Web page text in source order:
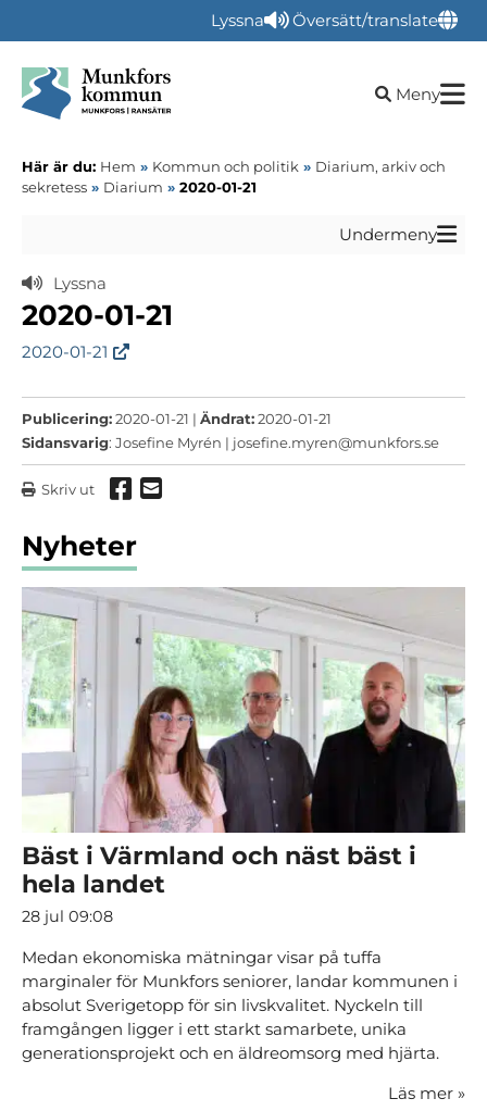
Lyssna Översätt/translate
Öppna
Meny
Här är du: Hem » Kommun och politik » Diarium, arkiv och
sekretess » Diarium » 2020-01-21
Undermeny
Lyssna
2020-01-21
2020-01-21
Publicering:2020-01-21 | Ändrat:2020-01-21
Sidansvarig: Josefine Myrén | josefine.myren@munkfors.se
Skriv ut Dela via Facebook
Dela via mail
Nyheter
Bäst i Värmland och näst bäst i
hela landet
28 jul 09:08
Medan ekonomiska mätningar visar på tuffa
marginaler för Munkfors seniorer, landar kommunen i
absolut Sverigetopp för sin livskvalitet. Nyckeln till
framgången ligger i ett starkt samarbete, unika
generationsprojekt och en äldreomsorg med hjärta.
Läs mer »